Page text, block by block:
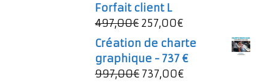
Forfait client L
497,00€ Le
prix
initial
était :
257,00€Le
prix
actuel
est :
Création de charte
graphique - 737 €
997,00€ Le
737,00€Le